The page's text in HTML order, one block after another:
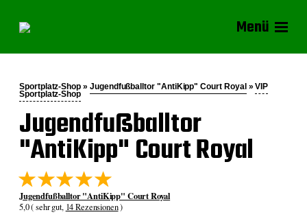
Menü
Sportplatz-Shop » Jugendfußballtor "AntiKipp" Court Royal»VIP
Sportplatz-Shop
Jugendfußballtor
"AntiKipp" Court Royal
Jugendfußballtor "AntiKipp" Court Royal
5,0 ( sehr gut, 14 Rezensionen)